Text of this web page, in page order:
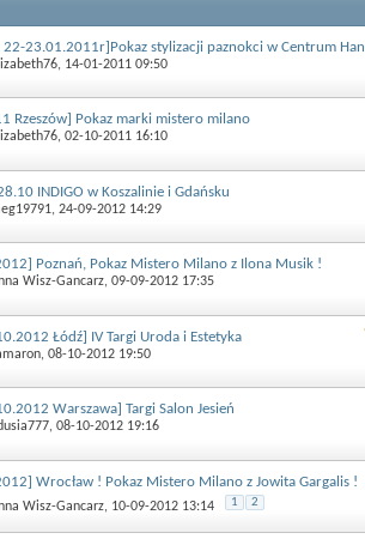
22-23.01.2011r]Pokaz stylizacji paznokci w Centrum
, 14-01-2011 09:50
Rzeszów] Pokaz marki mistero milano
, 02-10-2011 16:10
INDIGO w Koszalinie i Gdańsku
, 24-09-2012 14:29
Poznań, Pokaz Mistero Milano z Ilona Musik !
Wisz-Gancarz, 09-09-2012 17:35
Łódź] IV Targi Uroda i Estetyka
, 08-10-2012 19:50
Warszawa] Targi Salon Jesień
, 08-10-2012 19:16
Wrocław ! Pokaz Mistero Milano z Jowita Gargalis !
Wisz-Gancarz, 10-09-2012 13:14 1 2